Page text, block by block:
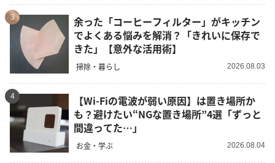
3
余った「コーヒーフィルター」がキッチン
でよくある悩みを解消？「きれいに保存で
きた」【意外な活用術】
掃除・暮らし 2026.08.03
4
【Wi-Fiの電波が弱い原因】は置き場所か
も？避けたい“NGな置き場所”4選「ずっと
間違ってた…」
お金・学ぶ 2026.08.04